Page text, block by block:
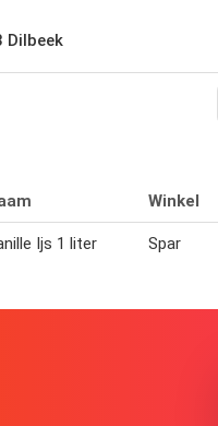
Dilbeek
Winkel
Ijs 1 liter Spar